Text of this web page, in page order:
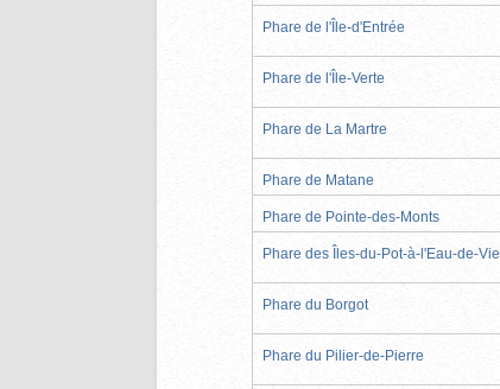
Phare de l'Île-d'Entrée
Phare de l'Île-Verte
Phare de La Martre
Phare de Matane
Phare de Pointe-des-Monts
Phare des Îles-du-Pot-à-l'Eau-de-Vie
Phare du Borgot
Phare du Pilier-de-Pierre